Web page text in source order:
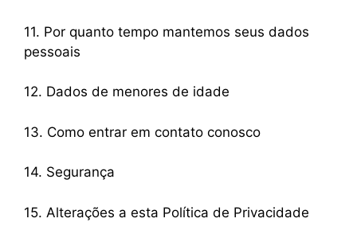
11. Por quanto tempo mantemos seus dados
pessoais
12. Dados de menores de idade
13. Como entrar em contato conosco
14. Segurança
15. Alterações a esta Política de Privacidade